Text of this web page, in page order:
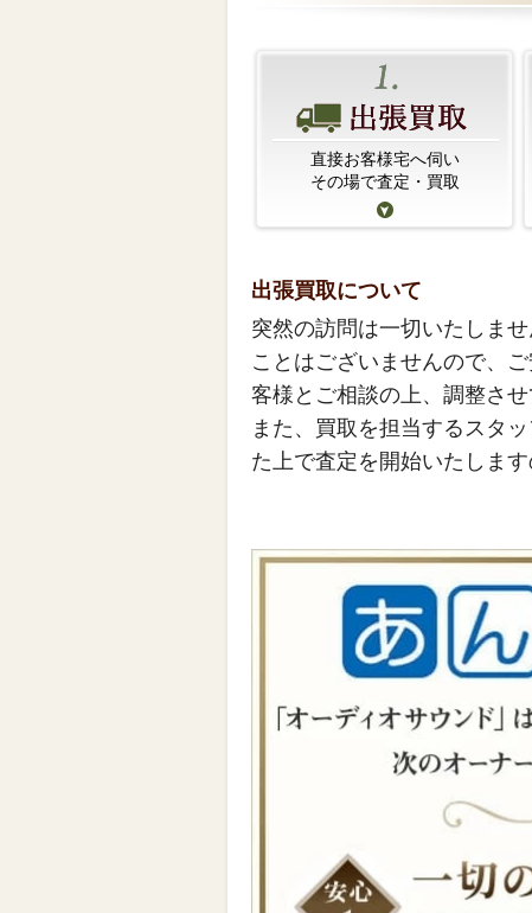
直接お客様宅へ伺い
その場で査定・買取
出張買取について
突然の訪問は一切いたしま
ことはございませんので、
客様とご相談の上、調整させ
また、買取を担当するスタ
た上で査定を開始いたしま